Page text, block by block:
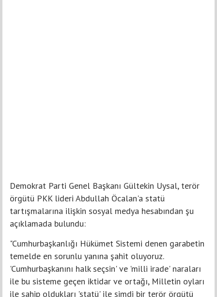
Demokrat Parti Genel Başkanı Gültekin Uysal, terör
örgütü PKK lideri Abdullah Öcalan'a statü
tartışmalarına ilişkin sosyal medya hesabından şu
açıklamada bulundu:
"Cumhurbaşkanlığı Hükümet Sistemi denen garabetin
temelde en sorunlu yanına şahit oluyoruz.
'Cumhurbaşkanını halk seçsin' ve 'milli irade' naraları
ile bu sisteme geçen iktidar ve ortağı, Milletin oyları
ile sahip oldukları 'statü' ile şimdi bir terör örgütü